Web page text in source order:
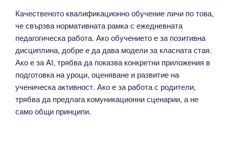
Качественото квалификационно обучение личи по това,
че свързва нормативната рамка с ежедневната
педагогическа работа. Ако обучението е за позитивна
дисциплина, добре е да дава модели за класната стая.
Ако е за AI, трябва да показва конкретни приложения в
подготовка на уроци, оценяване и развитие на
ученическа активност. Ако е за работа с родители,
трябва да предлага комуникационни сценарии, а не
само общи принципи.